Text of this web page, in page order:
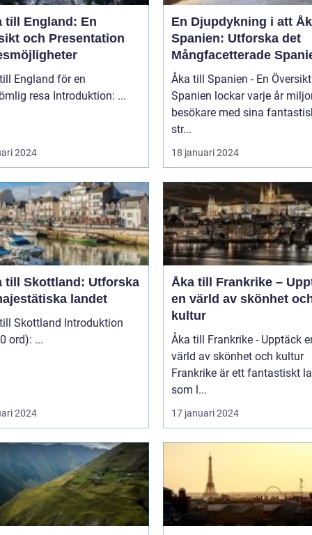
till England: En
och Presentation
England för en
oförglömlig resa Introduktion: ...
2024
En Djupdykning i att
Spanien: Utforska det
Mångfacetterade
Åka till Spanien - En Översikt
Spanien lockar varje år
besökare med sina
str...
18 januari 2024
till Skottland: Utforska
landet
Introduktion
(ca 200 ord): ...
2024
Åka till Frankrike –
en värld av skönhet
kultur
Åka till Frankrike - Upptäck
värld av skönhet och kultur
Frankrike är ett fantastiskt
som l...
17 januari 2024